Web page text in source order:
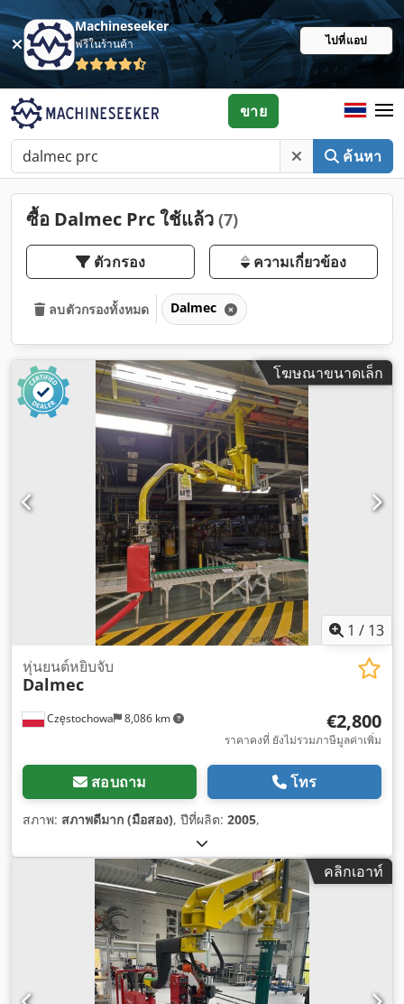
Machineseeker
ฟรีในร้านค้า ไปที่แอป
ค้นหา
ขาย
ซื้อ Dalmec Prc ใช้แล้ว (7)
ตัวกรอง ความเกี่ยวข้อง
ลบตัวกรองทั้งหมด Dalmec
โฆษณาขนาดเล็ก
1 / 13
Częstochowa 8,086 km
หุ่นยนต์หยิบจับ
Dalmec
€2,800
ราคาคงที่ ยังไม่รวมภาษีมูลค่าเพิ่ม
สอบถาม โทร
สภาพ: สภาพดีมาก (มือสอง), ปีที่ผลิต: 2005,
คลิกเอาท์